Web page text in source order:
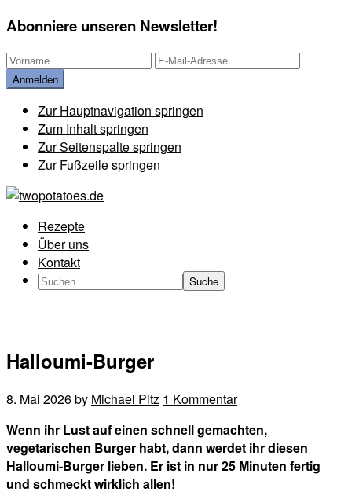
Abonniere unseren Newsletter!
Zur Hauptnavigation springen
Zum Inhalt springen
Zur Seitenspalte springen
Zur Fußzeile springen
Rezepte
Über uns
Kontakt
Search
Halloumi-Burger
8. Mai 2026by Michael Pitz 1 Kommentar
Wenn ihr Lust auf einen schnell gemachten,
vegetarischen Burger habt, dann werdet ihr diesen
Halloumi-Burger lieben. Er ist in nur 25 Minuten fertig
und schmeckt wirklich allen!